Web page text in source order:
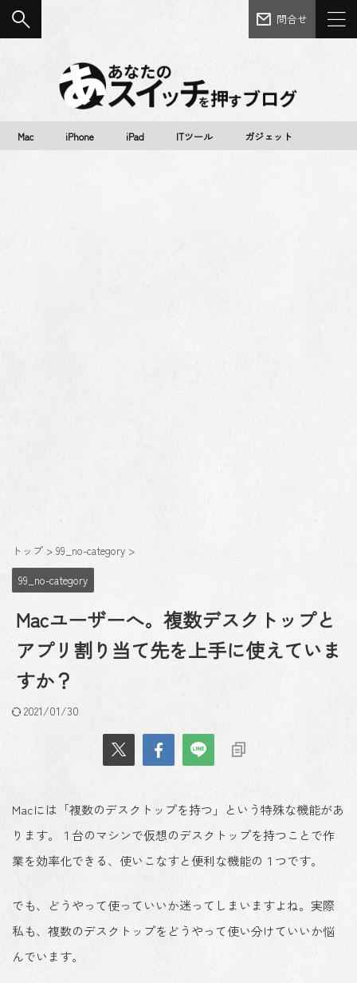
問合せ
Mac iPhone iPad ITツール ガジェット
トップ > 99_no-category >
99_no-category
Macユーザーへ。複数デスクトップと
アプリ割り当て先を上手に使えていま
すか？
2021/01/30
Macには「複数のデスクトップを持つ」という特殊な機能があ
ります。１台のマシンで仮想のデスクトップを持つことで作
業を効率化できる、使いこなすと便利な機能の１つです。
でも、どうやって使っていいか迷ってしまいますよね。実際
私も、複数のデスクトップをどうやって使い分けていいか悩
んでいます。